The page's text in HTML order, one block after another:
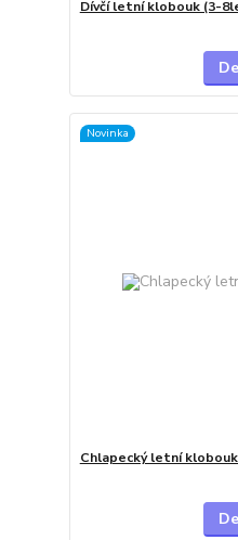
Dívčí letní klobouk (3-
Novinka
Chlapecký letní